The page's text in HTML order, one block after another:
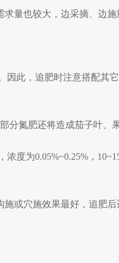
量也较大，边采摘、边
因此， 追肥时注意搭配其
分氮肥还将造成茄子叶、
浓度为0.05%~0.25% ， 10~
施或穴施效果最好，追肥后